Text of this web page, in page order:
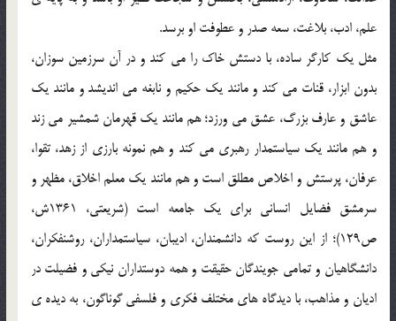
علم، ادب، بلاغت، سعه صدر و عطوفت او برسد.
مثل یک کارگر ساده، با دستش خاک را می کند و در آن سرزمین سوزان،
بدون ابزار، قنات می کند و مانند یک حکیم و نابغه می اندیشد و مانند یک
عاشق و عارف بزرگ، عشق می ورزد؛ هم مانند یک قهرمان شمشیر می زند
و هم مانند یک سیاستمدار رهبری می کند و هم نمونه بارزی از زهد، تقوا،
عرفان، پرستش و اخلاص مطلق است و هم مانند یک معلم اخلاق، مظهر و
سرمشق فضایل انسانی برای یک جامعه است (شریعتی، 1361ش،
ص129)؛ از این روست که دانشمندان، ادیبان، سیاستمداران، روشنفکران،
دانشگاهیان و تمامی جویندگان حقیقت و همه دوستداران نیکی و فضیلت در
ادیان و مذاهب، با دیدگاه های مختلف فکری و فلسفی گوناگون، به دیده ی